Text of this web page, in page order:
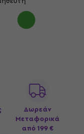
Δωρεάν
Μεταφορικά
από 199 €